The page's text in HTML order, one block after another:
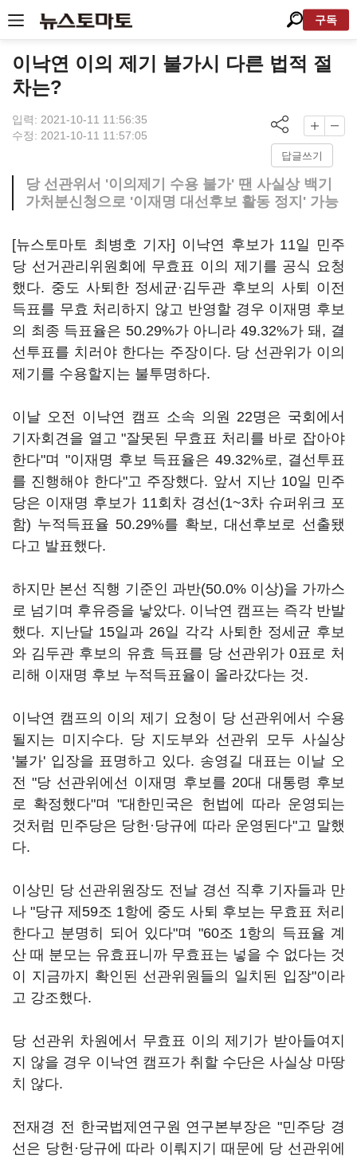
구독
이낙연 이의 제기 불가시 다른 법적 절
차는?
입력: 2021-10-11 11:56:35
수정: 2021-10-11 11:57:05
답글쓰기
당 선관위서 '이의제기 수용 불가' 땐 사실상 백기
가처분신청으로 '이재명 대선후보 활동 정지' 가능
[뉴스토마토 최병호 기자] 이낙연 후보가 11일 민주
당 선거관리위원회에 무효표 이의 제기를 공식 요청
했다. 중도 사퇴한 정세균·김두관 후보의 사퇴 이전
득표를 무효 처리하지 않고 반영할 경우 이재명 후보
의 최종 득표율은 50.29%가 아니라 49.32%가 돼, 결
선투표를 치러야 한다는 주장이다. 당 선관위가 이의
제기를 수용할지는 불투명하다.
이날 오전 이낙연 캠프 소속 의원 22명은 국회에서
기자회견을 열고 "잘못된 무효표 처리를 바로 잡아야
한다"며 "이재명 후보 득표율은 49.32%로, 결선투표
를 진행해야 한다"고 주장했다. 앞서 지난 10일 민주
당은 이재명 후보가 11회차 경선(1~3차 슈퍼위크 포
함) 누적득표율 50.29%를 확보, 대선후보로 선출됐
다고 발표했다.
하지만 본선 직행 기준인 과반(50.0% 이상)을 가까스
로 넘기며 후유증을 낳았다. 이낙연 캠프는 즉각 반발
했다. 지난달 15일과 26일 각각 사퇴한 정세균 후보
와 김두관 후보의 유효 득표를 당 선관위가 0표로 처
리해 이재명 후보 누적득표율이 올라갔다는 것.
이낙연 캠프의 이의 제기 요청이 당 선관위에서 수용
될지는 미지수다. 당 지도부와 선관위 모두 사실상
'불가' 입장을 표명하고 있다. 송영길 대표는 이날 오
전 "당 선관위에선 이재명 후보를 20대 대통령 후보
로 확정했다"며 "대한민국은 헌법에 따라 운영되는
것처럼 민주당은 당헌·당규에 따라 운영된다"고 말했
다.
이상민 당 선관위원장도 전날 경선 직후 기자들과 만
나 "당규 제59조 1항에 중도 사퇴 후보는 무효표 처리
한다고 분명히 되어 있다"며 "60조 1항의 득표율 계
산 때 분모는 유효표니까 무효표는 넣을 수 없다는 것
이 지금까지 확인된 선관위원들의 일치된 입장"이라
고 강조했다.
당 선관위 차원에서 무효표 이의 제기가 받아들여지
지 않을 경우 이낙연 캠프가 취할 수단은 사실상 마땅
치 않다.
전재경 전 한국법제연구원 연구본부장은 "민주당 경
선은 당헌·당규에 따라 이뤄지기 때문에 당 선관위에